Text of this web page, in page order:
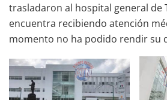
trasladaron al hospital general de
encuentra recibiendo atención
momento no ha podido rendir su